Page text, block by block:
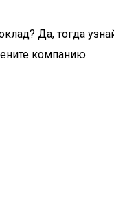
Да, тогда
компанию.